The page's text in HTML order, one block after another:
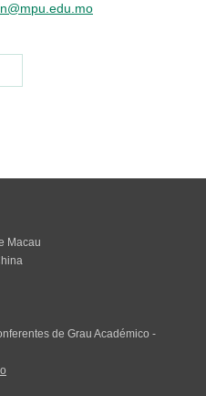
Macau
de Grau Académico -